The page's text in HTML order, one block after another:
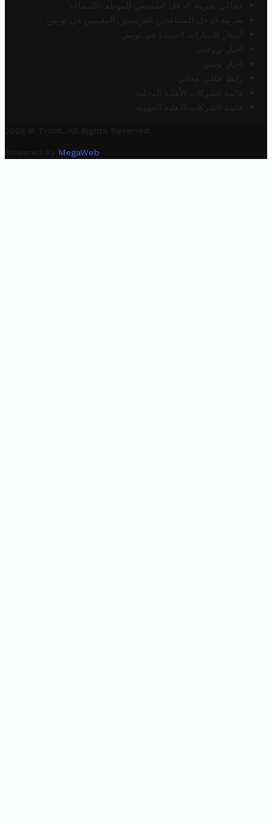
محاكي ضريبة الدخل الشخصي للموظف/المتقاعد
ضريبة الدخل للمتقاعدين الفرنسيين المقيمين في تونس
أسعار السيارات الجديدة في تونس
أخبار تروفيت
أخبار تونس
رابط خلفي مجاني
قائمة الشركات الأهلية المحلية
قائمة الشركات الأهلية الجهوية
2025 © Trovit. All Rights Reserved.
Powered By MegaWeb